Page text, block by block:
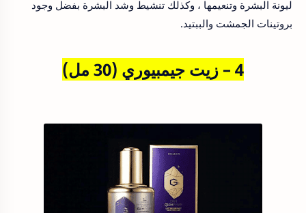
ليونة البشرة وتنعيمها ، وكذلك تنشيط وشد البشرة بفضل وجود
بروتينات الجمشت والببتيد.
4 – زيت جيمبيوري (30 مل)